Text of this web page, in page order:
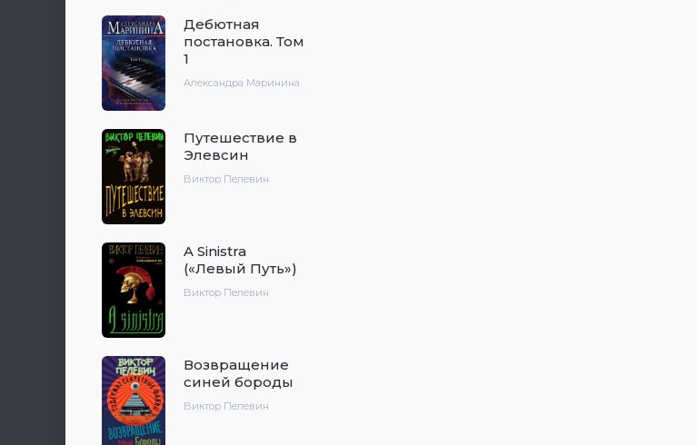
Дебютная
постановка. Том
1
Александра Маринина
Путешествие в
Элевсин
Виктор Пелевин
A Sinistra
(«Левый Путь»)
Виктор Пелевин
Возвращение
синей бороды
Виктор Пелевин